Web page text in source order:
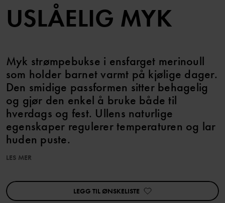
USLÅELIG MYK
Myk strømpebukse i ensfarget merinoull
som holder barnet varmt på kjølige dager.
Den smidige passformen sitter behagelig
og gjør den enkel å bruke både til
hverdags og fest. Ullens naturlige
egenskaper regulerer temperaturen og lar
huden puste.
LES MER
LEGG TIL ØNSKELISTE